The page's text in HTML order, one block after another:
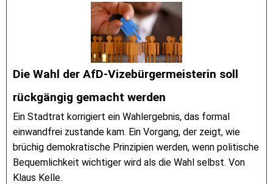
Die Wahl der AfD-Vizebürgermeisterin soll
rückgängig gemacht werden
Ein Stadtrat korrigiert ein Wahlergebnis, das formal
einwandfrei zustande kam. Ein Vorgang, der zeigt, wie
brüchig demokratische Prinzipien werden, wenn politische
Bequemlichkeit wichtiger wird als die Wahl selbst. Von
Klaus Kelle.